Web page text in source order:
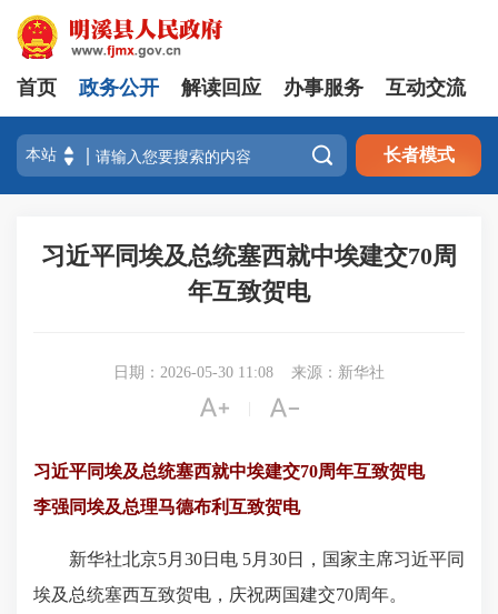
首页 政务公开 解读回应 办事服务 互动交流
 长者模式
习近平同埃及总统塞西就中埃建交70周
年互致贺电
日期：2026-05-30 11:08 来源：新华社
 
习近平同埃及总统塞西就中埃建交70周年互致贺电
李强同埃及总理马德布利互致贺电
新华社北京5月30日电 5月30日，国家主席习近平同
埃及总统塞西互致贺电，庆祝两国建交70周年。